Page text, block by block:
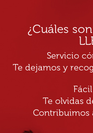
¿Cuáles
Servicio
Te dejamos y
Te olvidas
Contribuimos